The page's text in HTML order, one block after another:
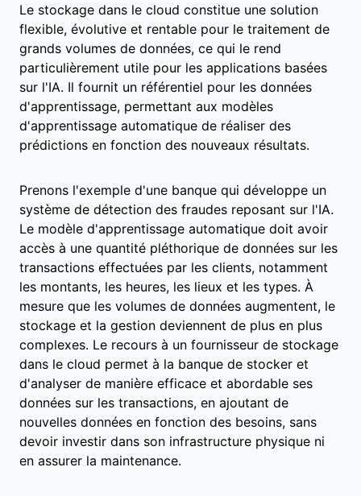
Le stockage dans le cloud constitue une solution
flexible, évolutive et rentable pour le traitement de
grands volumes de données, ce qui le rend
particulièrement utile pour les applications basées
sur l'IA. Il fournit un référentiel pour les données
d'apprentissage, permettant aux modèles
d'apprentissage automatique de réaliser des
prédictions en fonction des nouveaux résultats.
Prenons l'exemple d'une banque qui développe un
système de détection des fraudes reposant sur l'IA.
Le modèle d'apprentissage automatique doit avoir
accès à une quantité pléthorique de données sur les
transactions effectuées par les clients, notamment
les montants, les heures, les lieux et les types. À
mesure que les volumes de données augmentent, le
stockage et la gestion deviennent de plus en plus
complexes. Le recours à un fournisseur de stockage
dans le cloud permet à la banque de stocker et
d'analyser de manière efficace et abordable ses
données sur les transactions, en ajoutant de
nouvelles données en fonction des besoins, sans
devoir investir dans son infrastructure physique ni
en assurer la maintenance.